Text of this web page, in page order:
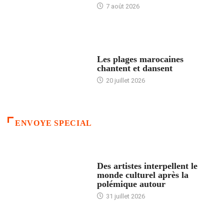
7 août 2026
Les plages marocaines
chantent et dansent
20 juillet 2026
ENVOYE SPECIAL
Des artistes interpellent le
monde culturel après la
polémique autour
31 juillet 2026